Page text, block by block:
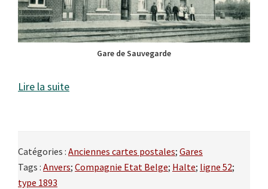
Gare de Sauvegarde
Lire la suite
Catégories : Anciennes cartes postales; Gares
Tags : Anvers; Compagnie Etat Belge; Halte; ligne 52;
type 1893